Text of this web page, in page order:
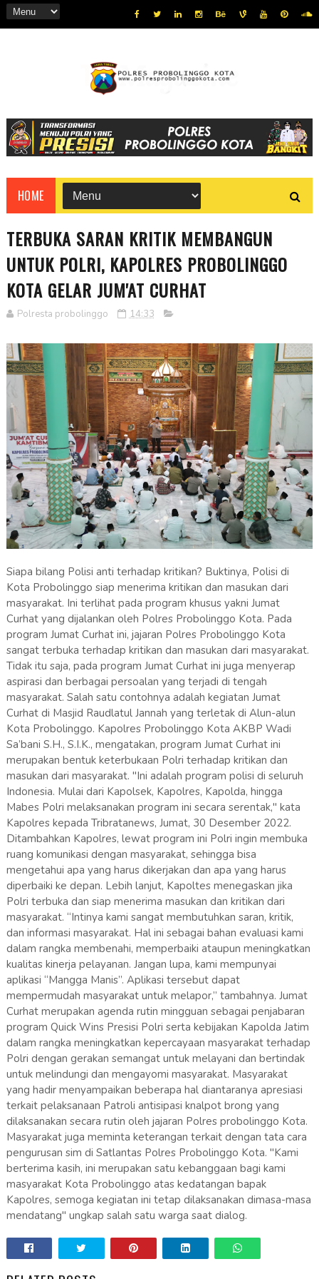
HOME
TERBUKA SARAN KRITIK MEMBANGUN
UNTUK POLRI, KAPOLRES PROBOLINGGO
KOTA GELAR JUM'AT CURHAT
Polresta probolinggo 14:33
Siapa bilang Polisi anti terhadap kritikan? Buktinya, Polisi di
Kota Probolinggo siap menerima kritikan dan masukan dari
masyarakat. Ini terlihat pada program khusus yakni Jumat
Curhat yang dijalankan oleh Polres Probolinggo Kota. Pada
program Jumat Curhat ini, jajaran Polres Probolinggo Kota
sangat terbuka terhadap kritikan dan masukan dari masyarakat.
Tidak itu saja, pada program Jumat Curhat ini juga menyerap
aspirasi dan berbagai persoalan yang terjadi di tengah
masyarakat. Salah satu contohnya adalah kegiatan Jumat
Curhat di Masjid Raudlatul Jannah yang terletak di Alun-alun
Kota Probolinggo. Kapolres Probolinggo Kota AKBP Wadi
Sa’bani S.H., S.I.K., mengatakan, program Jumat Curhat ini
merupakan bentuk keterbukaan Polri terhadap kritikan dan
masukan dari masyarakat. "Ini adalah program polisi di seluruh
Indonesia. Mulai dari Kapolsek, Kapolres, Kapolda, hingga
Mabes Polri melaksanakan program ini secara serentak," kata
Kapolres kepada Tribratanews, Jumat, 30 Desember 2022.
Ditambahkan Kapolres, lewat program ini Polri ingin membuka
ruang komunikasi dengan masyarakat, sehingga bisa
mengetahui apa yang harus dikerjakan dan apa yang harus
diperbaiki ke depan. Lebih lanjut, Kapoltes menegaskan jika
Polri terbuka dan siap menerima masukan dan kritikan dari
masyarakat. “Intinya kami sangat membutuhkan saran, kritik,
dan informasi masyarakat. Hal ini sebagai bahan evaluasi kami
dalam rangka membenahi, memperbaiki ataupun meningkatkan
kualitas kinerja pelayanan. Jangan lupa, kami mempunyai
aplikasi “Mangga Manis”. Aplikasi tersebut dapat
mempermudah masyarakat untuk melapor,” tambahnya. Jumat
Curhat merupakan agenda rutin mingguan sebagai penjabaran
program Quick Wins Presisi Polri serta kebijakan Kapolda Jatim
dalam rangka meningkatkan kepercayaan masyarakat terhadap
Polri dengan gerakan semangat untuk melayani dan bertindak
untuk melindungi dan mengayomi masyarakat. Masyarakat
yang hadir menyampaikan beberapa hal diantaranya apresiasi
terkait pelaksanaan Patroli antisipasi knalpot brong yang
dilaksanakan secara rutin oleh jajaran Polres probolinggo Kota.
Masyarakat juga meminta keterangan terkait dengan tata cara
pengurusan sim di Satlantas Polres Probolinggo Kota. "Kami
berterima kasih, ini merupakan satu kebanggaan bagi kami
masyarakat Kota Probolinggo atas kedatangan bapak
Kapolres, semoga kegiatan ini tetap dilaksanakan dimasa-masa
mendatang" ungkap salah satu warga saat dialog.